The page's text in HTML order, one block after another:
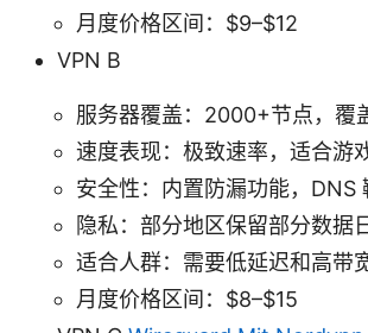
月度价格区间：$9–$12
VPN B
服务器覆盖：2000+节点，覆
速度表现：极致速率，适合游
安全性：内置防漏功能，DNS
隐私：部分地区保留部分数据
适合人群：需要低延迟和高带
月度价格区间：$8–$15